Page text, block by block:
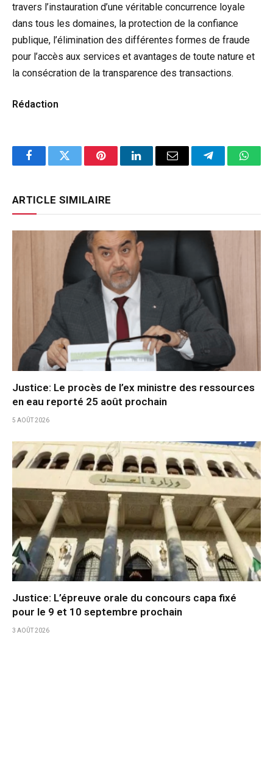
travers l’instauration d’une véritable concurrence loyale
dans tous les domaines, la protection de la confiance
publique, l’élimination des différentes formes de fraude
pour l’accès aux services et avantages de toute nature et
la consécration de la transparence des transactions.
Rédaction
FacebookTwitter PinterestLinkedInEmail Telegram
ARTICLE SIMILAIRE
Justice: Le procès de l’ex ministre des ressources
en eau reporté 25 août prochain
5 AOÛT 2026
Justice: L’épreuve orale du concours capa fixé
pour le 9 et 10 septembre prochain
3 AOÛT 2026